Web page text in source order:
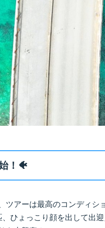
！🐠
ツアーは最高のコンディシ
ひょっこり顔を出して出